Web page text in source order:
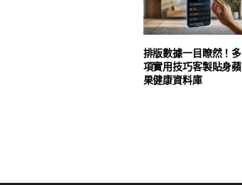
排版數據一目瞭然！多
項實用技巧客製貼身蘋
果健康資料庫